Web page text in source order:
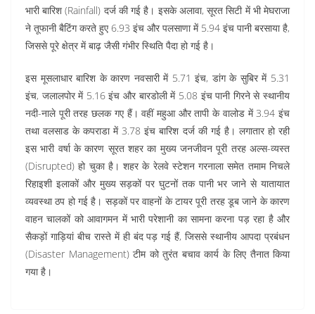
भारी बारिश (Rainfall) दर्ज की गई है। इसके अलावा, सूरत सिटी में भी मेघराजा
ने तूफानी बैटिंग करते हुए 6.93 इंच और पलसाणा में 5.94 इंच पानी बरसाया है,
जिससे पूरे क्षेत्र में बाढ़ जैसी गंभीर स्थिति पैदा हो गई है।
इस मूसलाधार बारिश के कारण नवसारी में 5.71 इंच, डांग के सुबिर में 5.31
इंच, जलालपोर में 5.16 इंच और बारडोली में 5.08 इंच पानी गिरने से स्थानीय
नदी-नाले पूरी तरह छलक गए हैं। वहीं महुआ और तापी के वालोड में 3.94 इंच
तथा वलसाड के कपराडा में 3.78 इंच बारिश दर्ज की गई है। लगातार हो रही
इस भारी वर्षा के कारण सूरत शहर का मुख्य जनजीवन पूरी तरह अल्स-व्यस्त
(Disrupted) हो चुका है। शहर के रेलवे स्टेशन गरनाला समेत तमाम निचले
रिहाइशी इलाकों और मुख्य सड़कों पर घुटनों तक पानी भर जाने से यातायात
व्यवस्था ठप हो गई है। सड़कों पर वाहनों के टायर पूरी तरह डूब जाने के कारण
वाहन चालकों को आवागमन में भारी परेशानी का सामना करना पड़ रहा है और
सैकड़ों गाड़ियां बीच रास्ते में ही बंद पड़ गई हैं, जिससे स्थानीय आपदा प्रबंधन
(Disaster Management) टीम को तुरंत बचाव कार्य के लिए तैनात किया
गया है।